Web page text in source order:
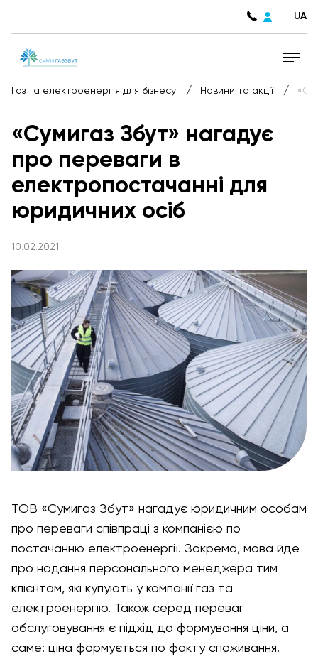
UA
Газ та електроенергія для бізнесу / Новини та акції /
«Сумигаз Збут» нагадує
про переваги в
електропостачанні для
юридичних осіб
10.02.2021
ТОВ «Сумигаз Збут» нагадує юридичним особам
про переваги співпраці з компанією по
постачанню електроенергії. Зокрема, мова йде
про надання персонального менеджера тим
клієнтам, які купують у компанії газ та
електроенергію. Також серед переваг
обслуговування є підхід до формування ціни, а
саме: ціна формується по факту споживання.